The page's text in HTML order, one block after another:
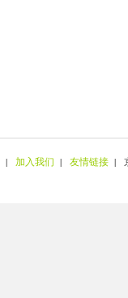
| 加入我们 | 友情链接 |